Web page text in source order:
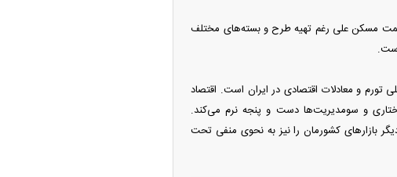
مسکن علی رغم تهیه طرح و بسته‌های مختلف
تورم و معادلات اقتصادی در ایران است. اقتصاد
و سومدیریت‌ها دست و پنجه نرم می‌کند.
بازار‌های کشورمان را نیز به نحوی منفی تحت